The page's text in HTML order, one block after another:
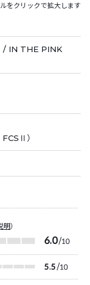
をクリックで拡大します
/ IN THE PINK
）
明）
6.0/10
5.5/10